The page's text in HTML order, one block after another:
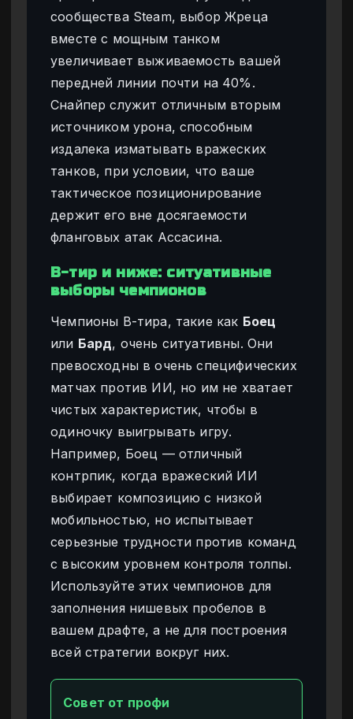
сообщества Steam, выбор Жреца
вместе с мощным танком
увеличивает выживаемость вашей
передней линии почти на 40%.
Снайпер служит отличным вторым
источником урона, способным
издалека изматывать вражеских
танков, при условии, что ваше
тактическое позиционирование
держит его вне досягаемости
фланговых атак Ассасина.
B-тир и ниже: ситуативные
выборы чемпионов
Чемпионы B-тира, такие как Боец
или Бард, очень ситуативны. Они
превосходны в очень специфических
матчах против ИИ, но им не хватает
чистых характеристик, чтобы в
одиночку выигрывать игру.
Например, Боец — отличный
контрпик, когда вражеский ИИ
выбирает композицию с низкой
мобильностью, но испытывает
серьезные трудности против команд
с высоким уровнем контроля толпы.
Используйте этих чемпионов для
заполнения нишевых пробелов в
вашем драфте, а не для построения
всей стратегии вокруг них.
Совет от профи